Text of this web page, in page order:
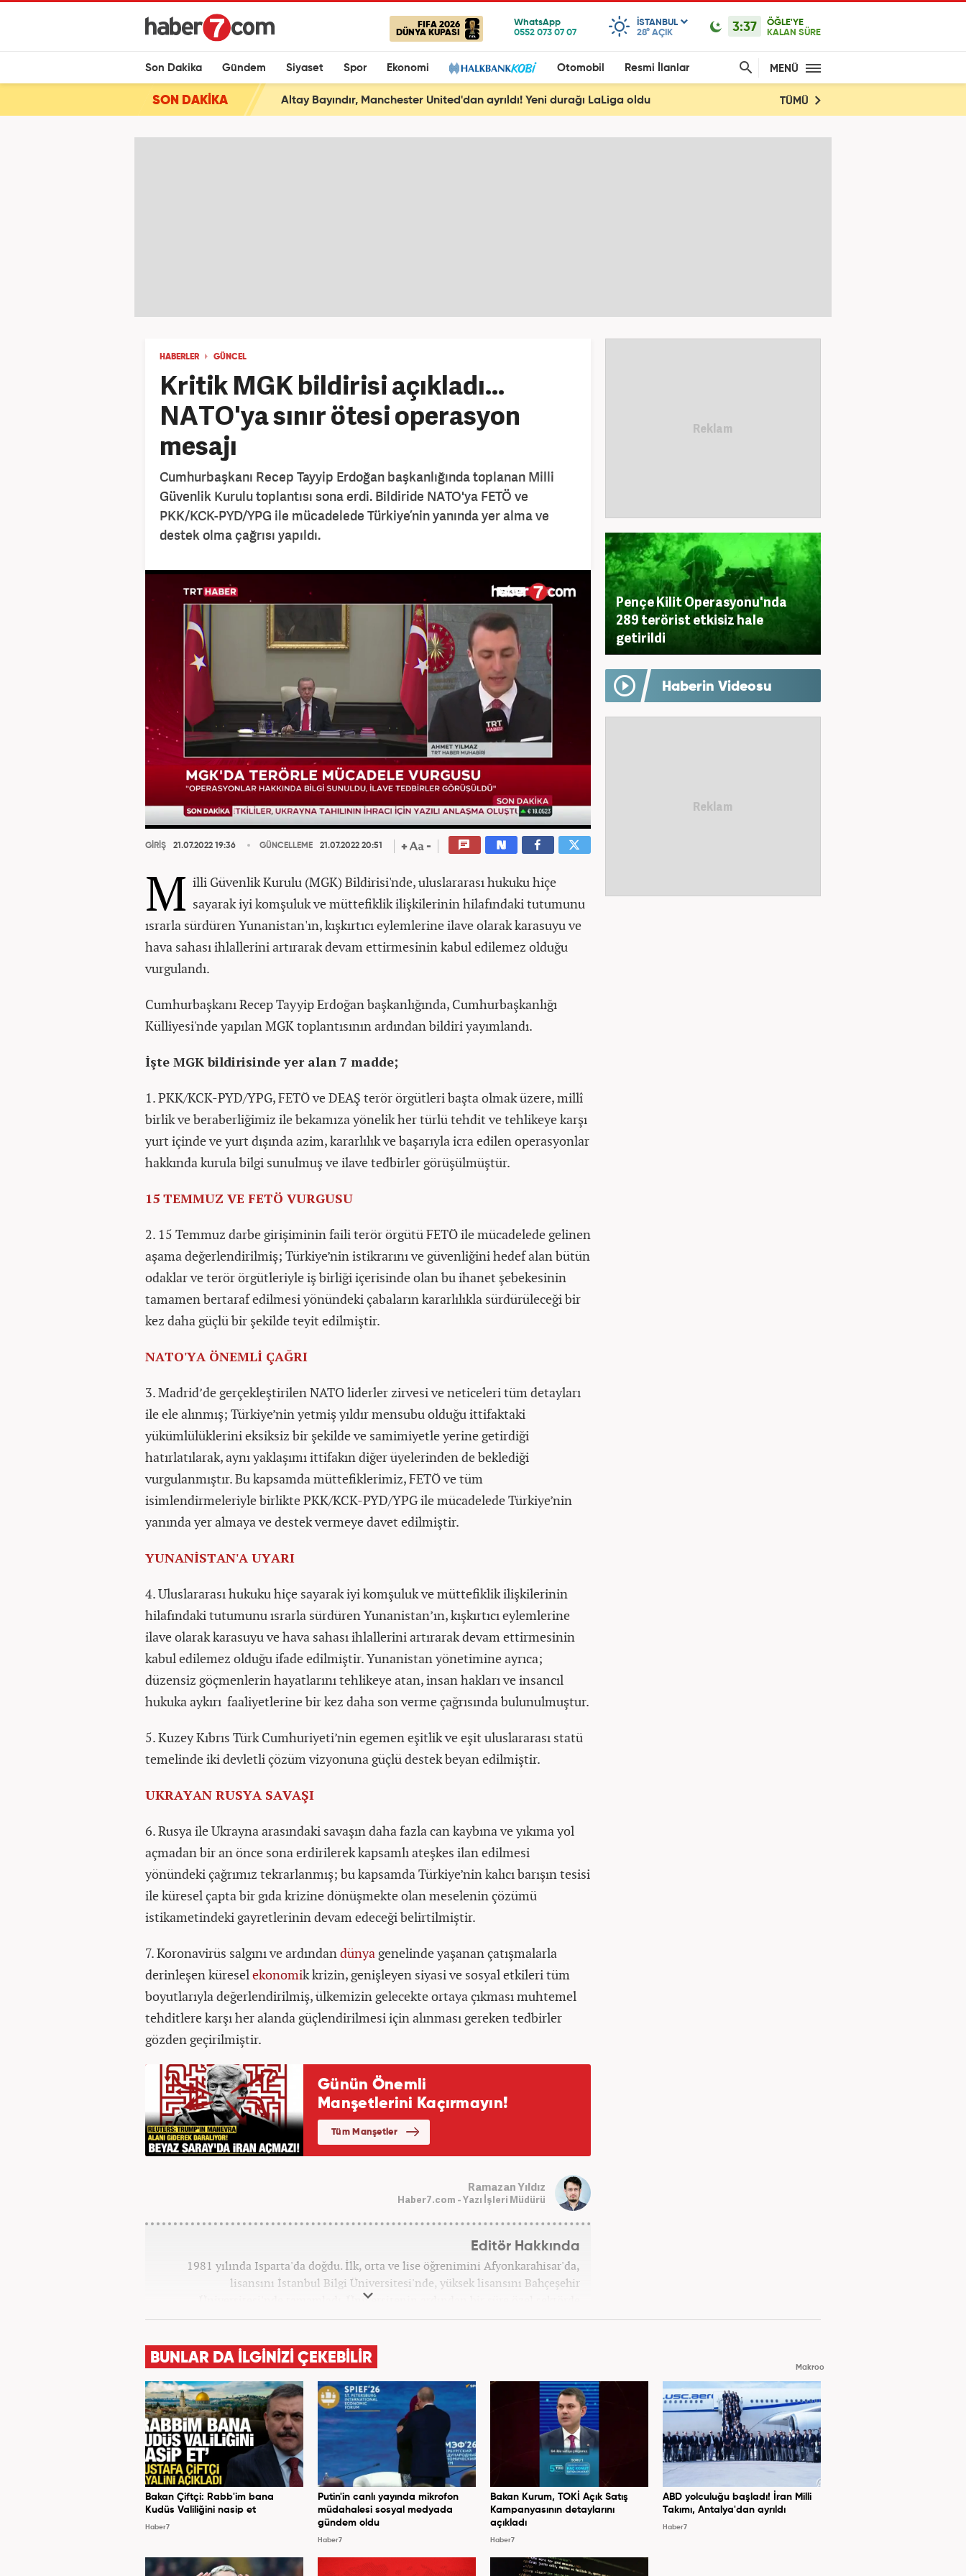
FIFA 2026
DÜNYA KUPASI
ISTANBUL
28° AÇIK 3:37
ÖĞLE'YE
KALAN SÜRE
Son Dakika Gündem Siyaset Spor Ekonomi Otomobil Resmi İlanlar MENÜ
SON DAKİKA Altay Bayındır, Manchester United'dan ayrıldı! Yeni durağı LaLiga oldu TÜMÜ
HABERLER GÜNCEL
Kritik MGK bildirisi açıkladı...
NATO'ya sınır ötesi operasyon
mesajı
Cumhurbaşkanı Recep Tayyip Erdoğan başkanlığında toplanan Milli
Güvenlik Kurulu toplantısı sona erdi. Bildiride NATO'ya FETÖ ve
PKK/KCK-PYD/YPG ile mücadelede Türkiye’nin yanında yer alma ve
destek olma çağrısı yapıldı.
GİRİŞ 21.07.2022 19:36 GÜNCELLEME 21.07.2022 20:51
M illi Güvenlik Kurulu (MGK) Bildirisi'nde, uluslararası hukuku hiçe
sayarak iyi komşuluk ve müttefiklik ilişkilerinin hilafındaki tutumunu
ısrarla sürdüren Yunanistan'ın, kışkırtıcı eylemlerine ilave olarak karasuyu ve
hava sahası ihlallerini artırarak devam ettirmesinin kabul edilemez olduğu
vurgulandı.
Cumhurbaşkanı Recep Tayyip Erdoğan başkanlığında, Cumhurbaşkanlığı
Külliyesi'nde yapılan MGK toplantısının ardından bildiri yayımlandı.
İşte MGK bildirisinde yer alan 7 madde;
1. PKK/KCK-PYD/YPG, FETÖ ve DEAŞ terör örgütleri başta olmak üzere, millî
birlik ve beraberliğimiz ile bekamıza yönelik her türlü tehdit ve tehlikeye karşı
yurt içinde ve yurt dışında azim, kararlılık ve başarıyla icra edilen operasyonlar
hakkında kurula bilgi sunulmuş ve ilave tedbirler görüşülmüştür.
15 TEMMUZ VE FETÖ VURGUSU
2. 15 Temmuz darbe girişiminin faili terör örgütü FETÖ ile mücadelede gelinen
aşama değerlendirilmiş; Türkiye’nin istikrarını ve güvenliğini hedef alan bütün
odaklar ve terör örgütleriyle iş birliği içerisinde olan bu ihanet şebekesinin
tamamen bertaraf edilmesi yönündeki çabaların kararlılıkla sürdürüleceği bir
kez daha güçlü bir şekilde teyit edilmiştir.
NATO'YA ÖNEMLİ ÇAĞRI
3. Madrid’de gerçekleştirilen NATO liderler zirvesi ve neticeleri tüm detayları
ile ele alınmış; Türkiye’nin yetmiş yıldır mensubu olduğu ittifaktaki
yükümlülüklerini eksiksiz bir şekilde ve samimiyetle yerine getirdiği
hatırlatılarak, aynı yaklaşımı ittifakın diğer üyelerinden de beklediği
vurgulanmıştır. Bu kapsamda müttefiklerimiz, FETÖ ve tüm
isimlendirmeleriyle birlikte PKK/KCK-PYD/YPG ile mücadelede Türkiye’nin
yanında yer almaya ve destek vermeye davet edilmiştir.
YUNANİSTAN'A UYARI
4. Uluslararası hukuku hiçe sayarak iyi komşuluk ve müttefiklik ilişkilerinin
hilafındaki tutumunu ısrarla sürdüren Yunanistan’ın, kışkırtıcı eylemlerine
ilave olarak karasuyu ve hava sahası ihlallerini artırarak devam ettirmesinin
kabul edilemez olduğu ifade edilmiştir. Yunanistan yönetimine ayrıca;
düzensiz göçmenlerin hayatlarını tehlikeye atan, insan hakları ve insancıl
hukuka aykırı faaliyetlerine bir kez daha son verme çağrısında bulunulmuştur.
5. Kuzey Kıbrıs Türk Cumhuriyeti’nin egemen eşitlik ve eşit uluslararası statü
temelinde iki devletli çözüm vizyonuna güçlü destek beyan edilmiştir.
UKRAYAN RUSYA SAVAŞI
6. Rusya ile Ukrayna arasındaki savaşın daha fazla can kaybına ve yıkıma yol
açmadan bir an önce sona erdirilerek kapsamlı ateşkes ilan edilmesi
yönündeki çağrımız tekrarlanmış; bu kapsamda Türkiye’nin kalıcı barışın tesisi
ile küresel çapta bir gıda krizine dönüşmekte olan meselenin çözümü
istikametindeki gayretlerinin devam edeceği belirtilmiştir.
7. Koronavirüs salgını ve ardındandünya genelinde yaşanan çatışmalarla
derinleşen küreselekonomik krizin, genişleyen siyasi ve sosyal etkileri tüm
boyutlarıyla değerlendirilmiş, ülkemizin gelecekte ortaya çıkması muhtemel
tehditlere karşı her alanda güçlendirilmesi için alınması gereken tedbirler
gözden geçirilmiştir.
Ramazan Yıldız
Haber7.com - Yazı İşleri Müdürü
Editör Hakkında
1981 yılında Isparta'da doğdu. İlk, orta ve lise öğrenimini Afyonkarahisar'da,
lisansını İstanbul Bilgi Üniversitesi'nde, yüksek lisansını Bahçeşehir
Üniversitesi'nde tamamladı. Üniversitenin ardından bir süre özel sektörde
araştırmacı, daha sonra İstanbul Büyükşehir Belediyesi’nin (İBB) farklı
haberciliğine ilk adımını 2015 yılında Türk Medya’da attı. 2020’de Haber7’de gece
editörlüğüne başladı. Halen Haber7.com’da haber şefi olarak görev yapmaktadır.
Pençe Kilit Operasyonu'nda
289 terörist etkisiz hale
getirildi
Haberin Videosu
BUNLAR DA İLGİNİZİ ÇEKEBİLİR
Makroo
Bakan Çiftçi: Rabb'im bana
Kudüs Valiliğini nasip et
Haber7
Putin'in canlı yayında mikrofon
müdahalesi sosyal medyada
gündem oldu
Haber7
Bakan Kurum, TOKİ Açık Satış
Kampanyasının detaylarını
açıkladı
Haber7
ABD yolculuğu başladı! İran Milli
Takımı, Antalya'dan ayrıldı
Haber7